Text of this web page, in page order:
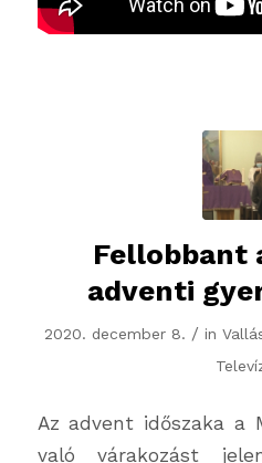
Fellobbant
adventi
2020. december 8. / in
Az advent időszaka a
való várakozást